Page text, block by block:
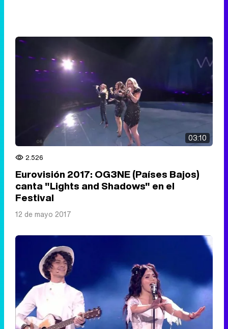
03:10
2.526
Eurovisión 2017: OG3NE (Países Bajos)
canta "Lights and Shadows" en el
Festival
12 de mayo 2017